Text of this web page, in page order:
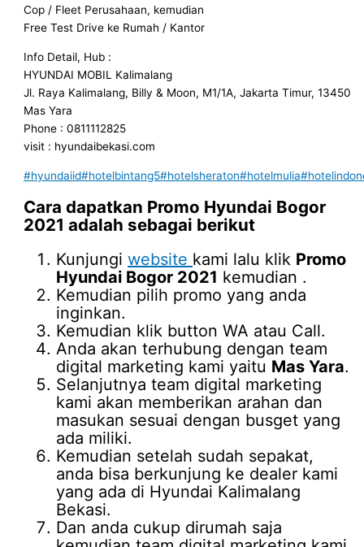
Cop / Fleet Perusahaan, kemudian
Free Test Drive ke Rumah / Kantor
Info Detail, Hub :
HYUNDAI MOBIL Kalimalang
Jl. Raya Kalimalang, Billy & Moon, M1/1A, Jakarta Timur, 13450
Mas Yara
Phone : 0811112825
visit : hyundaibekasi.com
#hyundaiid#hotelbintang5#hotelsheraton#hotelmulia
Cara dapatkan Promo Hyundai Bogor
2021 adalah sebagai berikut
Kunjungiwebsite kami lalu klik Promo
Hyundai Bogor 2021 kemudian .
Kemudian pilih promo yang anda
inginkan.
Kemudian klik button WA atau Call.
Anda akan terhubung dengan team
digital marketing kami yaitu Mas Yara.
Selanjutnya team digital marketing
kami akan memberikan arahan dan
masukan sesuai dengan busget yang
ada miliki.
Kemudian setelah sudah sepakat,
anda bisa berkunjung ke dealer kami
yang ada di Hyundai Kalimalang
Bekasi.
Dan anda cukup dirumah saja